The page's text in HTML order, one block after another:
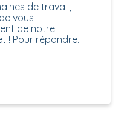
de travail,
vous
de notre
! Pour répondre…